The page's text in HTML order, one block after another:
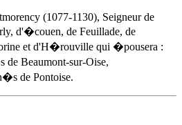
(1077-1130), Seigneur de
d'�couen, de Feuillade, de
et d'H�rouville qui �pousera :
de Beaumont-sur-Oise,
de Pontoise.